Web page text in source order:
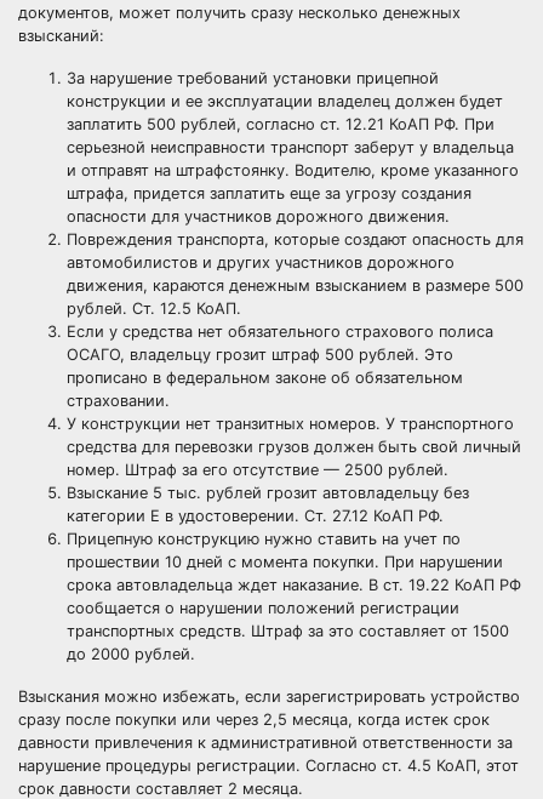
документов, может получить сразу несколько денежных
взысканий:
За нарушение требований установки прицепной
конструкции и ее эксплуатации владелец должен будет
заплатить 500 рублей, согласно ст. 12.21 КоАП РФ. При
серьезной неисправности транспорт заберут у владельца
и отправят на штрафстоянку. Водителю, кроме указанного
штрафа, придется заплатить еще за угрозу создания
опасности для участников дорожного движения.
Повреждения транспорта, которые создают опасность для
автомобилистов и других участников дорожного
движения, караются денежным взысканием в размере 500
рублей. Ст. 12.5 КоАП.
Если у средства нет обязательного страхового полиса
ОСАГО, владельцу грозит штраф 500 рублей. Это
прописано в федеральном законе об обязательном
страховании.
У конструкции нет транзитных номеров. У транспортного
средства для перевозки грузов должен быть свой личный
номер. Штраф за его отсутствие — 2500 рублей.
Взыскание 5 тыс. рублей грозит автовладельцу без
категории Е в удостоверении. Ст. 27.12 КоАП РФ.
Прицепную конструкцию нужно ставить на учет по
прошествии 10 дней с момента покупки. При нарушении
срока автовладельца ждет наказание. В ст. 19.22 КоАП РФ
сообщается о нарушении положений регистрации
транспортных средств. Штраф за это составляет от 1500
до 2000 рублей.
Взыскания можно избежать, если зарегистрировать устройство
сразу после покупки или через 2,5 месяца, когда истек срок
давности привлечения к административной ответственности за
нарушение процедуры регистрации. Согласно ст. 4.5 КоАП, этот
срок давности составляет 2 месяца.